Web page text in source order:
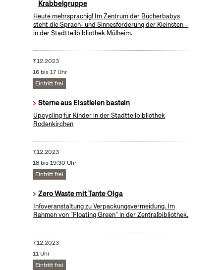
Krabbelgruppe
Heute mehrsprachig! Im Zentrum der Bücherbabys
steht die Sprach- und Sinnesförderung der Kleinsten –
in der Stadtteilbibliothek Mülheim.
7.12.2023
16 bis 17 Uhr
Eintritt frei
Sterne aus Eisstielen basteln
Upcycling für Kinder in der Stadtteilbibliothek
Rodenkirchen
7.12.2023
18 bis 19:30 Uhr
Eintritt frei
Zero Waste mit Tante Olga
Infoveranstaltung zu Verpackungsvermeidung. Im
Rahmen von "Floating Green" in der Zentralbibliothek.
7.12.2023
11 Uhr
Eintritt frei